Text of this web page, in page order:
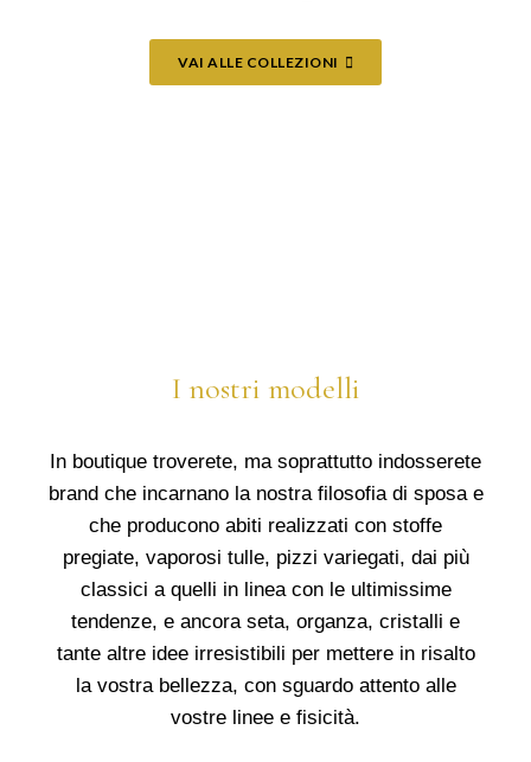
VAI ALLE COLLEZIONI
I nostri modelli
In boutique troverete, ma soprattutto indosserete
brand che incarnano la nostra filosofia di sposa e
che producono abiti realizzati con stoffe
pregiate, vaporosi tulle, pizzi variegati, dai più
classici a quelli in linea con le ultimissime
tendenze, e ancora seta, organza, cristalli e
tante altre idee irresistibili per mettere in risalto
la vostra bellezza, con sguardo attento alle
vostre linee e fisicità.